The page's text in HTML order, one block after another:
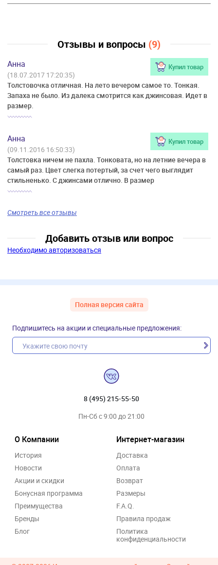
Отзывы и вопросы (9)
Анна Купил товар
(18.07.2017 17:20:35)
Толстовочка отличная. На лето вечером самое то. Тонкая.
Запаха не было. Из далека смотрится как джинсовая. Идет в
размер.
Анна Купил товар
(09.11.2016 16:50:33)
Толстовка ничем не пахла. Тонковата, но на летние вечера в
самый раз. Цвет слегка потертый, за счет чего выглядит
стильненько. С джинсами отлично. В размер
Смотреть все отзывы
Добавить отзыв или вопрос
Необходимо авторизоваться
Полная версия сайта
Подпишитесь на акции и специальные предложения:
8 (495) 215-55-50
Пн-Сб с 9:00 до 21:00
О Компании
История
Новости
Акции и скидки
Бонусная программа
Преимущества
Бренды
Блог
Интернет-магазин
Доставка
Оплата
Возврат
Размеры
F.A.Q.
Правила продаж
Политика
конфиденциальности